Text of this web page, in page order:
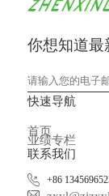
你想知道最
快速导航
首页
业绩专栏
联系我们
+86